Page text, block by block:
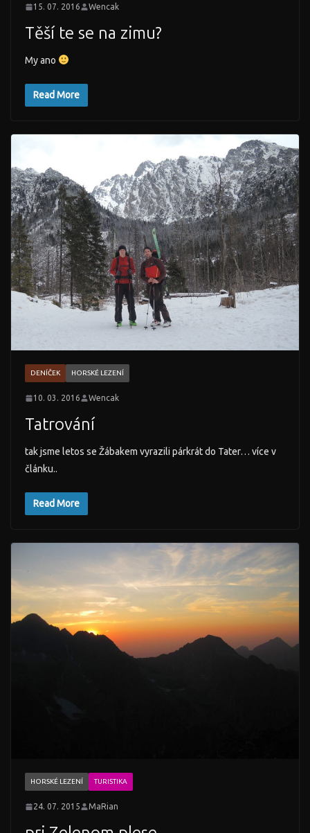
15. 07. 2016 Wencak
Těší te se na zimu?
My ano
Read More
DENÍČEK HORSKÉ LEZENÍ
10. 03. 2016 Wencak
Tatrování
tak jsme letos se Žábakem vyrazili párkrát do Tater… více v
článku..
Read More
HORSKÉ LEZENÍ TURISTIKA
24. 07. 2015 MaRian